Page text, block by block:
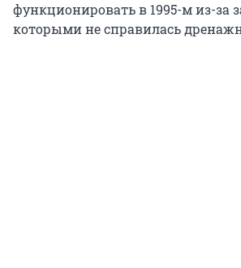
функционировать в 1995-м из-за
которыми не справилась